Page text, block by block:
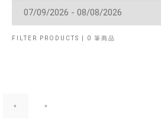
FILTER PRODUCTS | 0 筆商品
« »